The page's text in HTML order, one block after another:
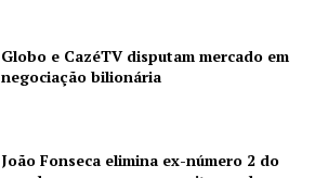
Globo e CazéTV disputam mercado em
negociação bilionária
João Fonseca elimina ex-número 2 do